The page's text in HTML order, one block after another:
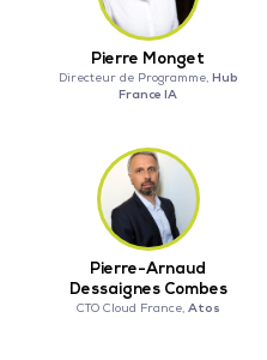
Pierre Monget
Directeur de Programme, Hub
France IA
Pierre-Arnaud
Dessaignes Combes
CTO Cloud France, Atos